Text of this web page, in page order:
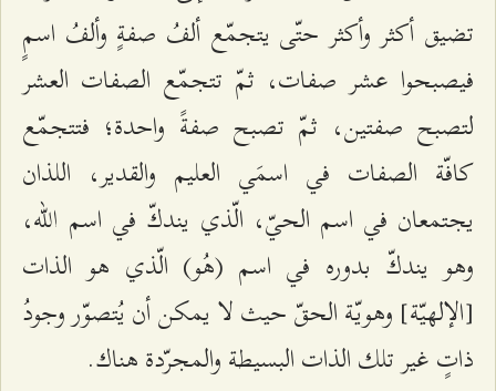
تضيق أكثر وأكثر حتّى يتجمّع ألفُ صفةٍ وألفُ اسمٍ
فيصبحوا عشر صفات، ثمّ تتجمّع الصفات العشر
لتصبح صفتين، ثمّ تصبح صفةً واحدة؛ فتتجمّع
كافّة الصفات في اسمَي العليم والقدير، اللذان
يجتمعان في اسم الحيّ، الّذي يندكّ في اسم الله،
وهو يندكّ بدوره في اسم (هُو) الّذي هو الذات
[الإلهيّة] وهويّة الحقّ حيث لا يمكن أن يُتصوّر وجودُ
ذاتٍ غير تلك الذات البسيطة والمجرّدة هناك.